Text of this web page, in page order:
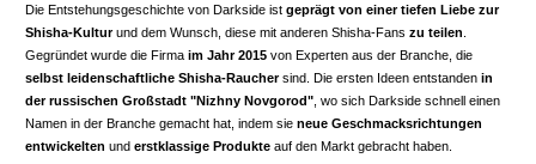
Die Entstehungsgeschichte von Darkside ist geprägt von einer tiefen Liebe zur
Shisha-Kulturund dem Wunsch, diese mit anderen Shisha-Fans zu teilen
Gegründet wurde die Firma im Jahr 2015 von Experten aus der Branche, die
selbst leidenschaftliche Shisha-Rauchersind. Die ersten Ideen entstanden in
der russischen Großstadt "Nizhny Novgorod" , wo sich Darkside schnell einen
Namen in der Branche gemacht hat, indem sie neue Geschmacksrichtungen
entwickelten und erstklassige Produkte auf den Markt gebracht haben.